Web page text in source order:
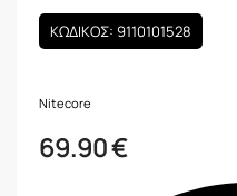
ΚΩΔΙΚΟΣ: 9110101528
Nitecore
69.90€